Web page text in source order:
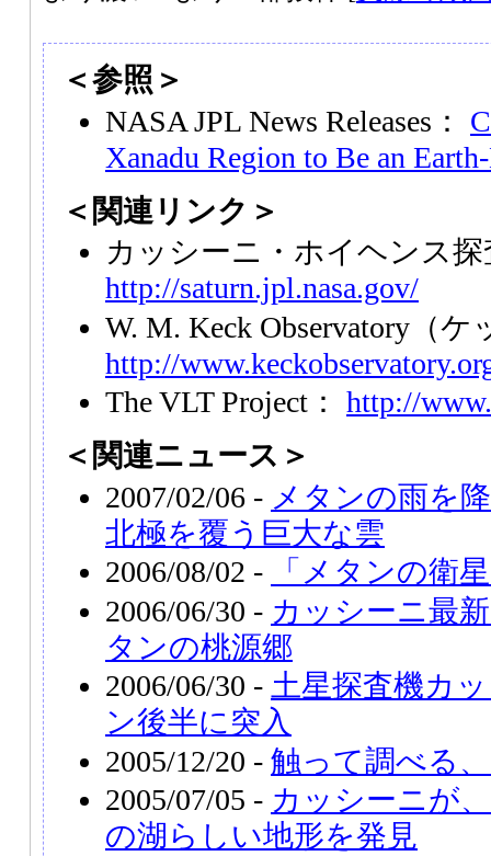
＜参照＞
NASA JPL News Releases：
Xanadu Region to Be an
＜関連リンク＞
カッシーニ・ホイヘンス探
http://saturn.jpl.nasa.gov/
W. M. Keck Observatory（
http://
The VLT Project： http://
＜関連ニュース＞
2007/02/06 - メタンの雨を
北極を覆う巨大な雲
2006/08/02 -
「メタンの衛
2006/06/30 - カッシーニ最
タンの桃源郷
2006/06/30 - 土星探査機カ
ン後半に突入
2005/12/20 - 触って調べる
2005/07/05 - カッシーニが
の湖らしい地形を発見